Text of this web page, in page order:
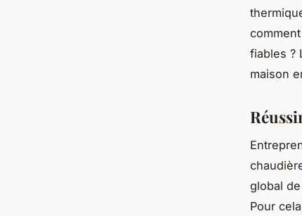
fiables ?
maison
global
Pour